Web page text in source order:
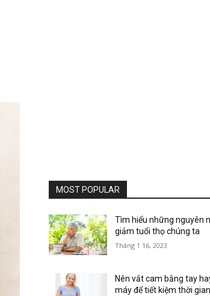
MOST POPULAR
Tìm hiểu những nguyên
giảm tuổi thọ chúng ta
Tháng 1 16, 2023
Nên vắt cam bằng tay
máy để tiết kiệm thời gian